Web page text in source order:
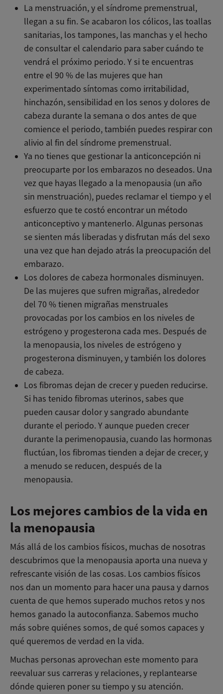
La menstruación, y el síndrome premenstrual,
llegan a su fin. Se acabaron los cólicos, las toallas
sanitarias, los tampones, las manchas y el hecho
de consultar el calendario para saber cuándo te
vendrá el próximo periodo. Y si te encuentras
entre el 90 % de las mujeres que han
experimentado síntomas como irritabilidad,
hinchazón, sensibilidad en los senos y dolores de
cabeza durante la semana o dos antes de que
comience el periodo, también puedes respirar con
alivio al fin del síndrome premenstrual.
Ya no tienes que gestionar la anticoncepción ni
preocuparte por los embarazos no deseados. Una
vez que hayas llegado a la menopausia (un año
sin menstruación), puedes reclamar el tiempo y el
esfuerzo que te costó encontrar un método
anticonceptivo y mantenerlo. Algunas personas
se sienten más liberadas y disfrutan más del sexo
una vez que han dejado atrás la preocupación del
embarazo.
Los dolores de cabeza hormonales disminuyen.
De las mujeres que sufren migrañas, alrededor
del 70 % tienen migrañas menstruales
provocadas por los cambios en los niveles de
estrógeno y progesterona cada mes. Después de
la menopausia, los niveles de estrógeno y
progesterona disminuyen, y también los dolores
de cabeza.
Los fibromas dejan de crecer y pueden reducirse.
Si has tenido fibromas uterinos, sabes que
pueden causar dolor y sangrado abundante
durante el periodo. Y aunque pueden crecer
durante la perimenopausia, cuando las hormonas
fluctúan, los fibromas tienden a dejar de crecer, y
a menudo se reducen, después de la
menopausia.
Los mejores cambios de la vida en
la menopausia
Más allá de los cambios físicos, muchas de nosotras
descubrimos que la menopausia aporta una nueva y
refrescante visión de las cosas. Los cambios físicos
nos dan un momento para hacer una pausa y darnos
cuenta de que hemos superado muchos retos y nos
hemos ganado la autoconfianza. Sabemos mucho
más sobre quiénes somos, de qué somos capaces y
qué queremos de verdad en la vida.
Muchas personas aprovechan este momento para
reevaluar sus carreras y relaciones, y replantearse
dónde quieren poner su tiempo y su atención.